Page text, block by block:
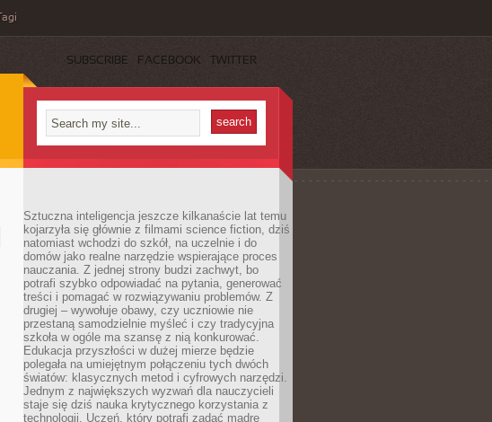
Tagi
SUBSCRIBE FACEBOOK TWITTER
Sztuczna inteligencja jeszcze kilkanaście lat temu
kojarzyła się głównie z filmami science fiction, dziś
natomiast wchodzi do szkół, na uczelnie i do
domów jako realne narzędzie wspierające proces
nauczania. Z jednej strony budzi zachwyt, bo
potrafi szybko odpowiadać na pytania, generować
treści i pomagać w rozwiązywaniu problemów. Z
drugiej – wywołuje obawy, czy uczniowie nie
przestaną samodzielnie myśleć i czy tradycyjna
szkoła w ogóle ma szansę z nią konkurować.
Edukacja przyszłości w dużej mierze będzie
polegała na umiejętnym połączeniu tych dwóch
światów: klasycznych metod i cyfrowych narzędzi.
Jednym z największych wyzwań dla nauczycieli
staje się dziś nauka krytycznego korzystania z
technologii. Uczeń, który potrafi zadać mądre